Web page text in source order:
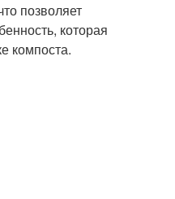
позволяет
которая
компоста.